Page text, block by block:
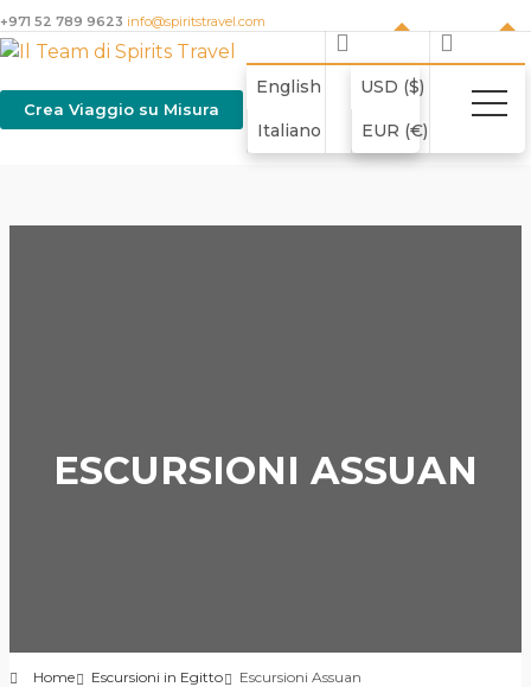
+971 52 789 9623 info@spiritstravel.com
English
Italiano
USD ($)
EUR (€)
Crea Viaggio su Misura
ESCURSIONI ASSUAN
Home Escursioni in Egitto Escursioni Assuan